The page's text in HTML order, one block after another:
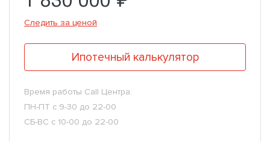
Следить за ценой
Ипотечный калькулятор
Время работы Call Центра:
ПН-ПТ с 9-30 до 22-00
СБ-ВС с 10-00 до 22-00